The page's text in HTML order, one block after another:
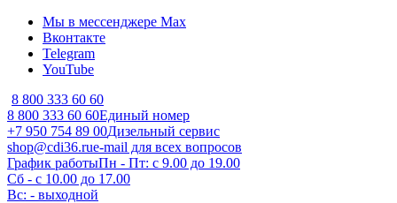
Мы в мессенджере Max
Вконтакте
Telegram
YouTube
8 800 333 60 60
8 800 333 60 60Единый номер
+7 950 754 89 00Дизельный сервис
shop@cdi36.rue-mail для всех вопросов
График работыПн - Пт: с 9.00 до 19.00
Сб - с 10.00 до 17.00
Вс: - выходной